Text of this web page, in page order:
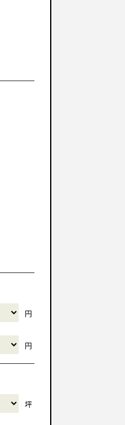
円
円
坪